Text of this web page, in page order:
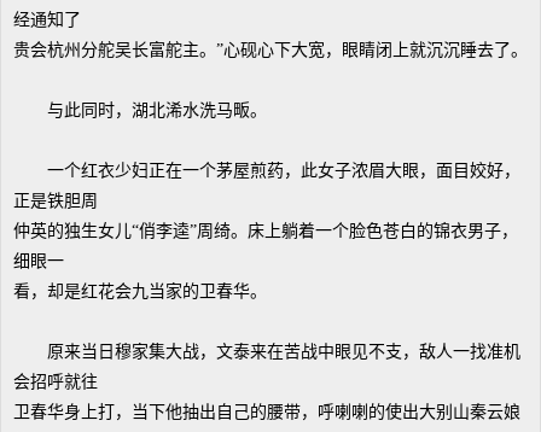
经通知了
贵会杭州分舵吴长富舵主。”心砚心下大宽，眼睛闭上就沉沉睡去了。
与此同时，湖北浠水洗马畈。
一个红衣少妇正在一个茅屋煎药，此女子浓眉大眼，面目姣好，
正是铁胆周
仲英的独生女儿“俏李逵”周绮。床上躺着一个脸色苍白的锦衣男子，
细眼一
看，却是红花会九当家的卫春华。
原来当日穆家集大战，文泰来在苦战中眼见不支，敌人一找准机
会招呼就往
卫春华身上打，当下他抽出自己的腰带，呼喇喇的使出大别山秦云娘